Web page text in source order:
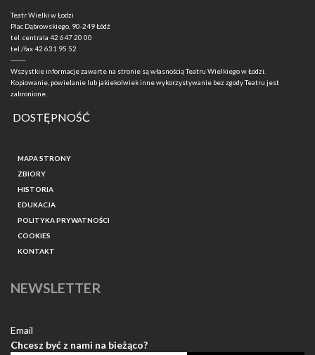
Teatr Wielki w Łodzi
Plac Dąbrowskiego, 90-249 Łódź
tel. centrala 42 647 20 00
tel./fax42 631 95 52
-------
Wszystkie informacje zawarte na stronie są własnością Teatru Wielkiego w Łodzi.
Kopiowanie, powielanie lub jakiekolwiek inne wykorzystywanie bez zgody Teatru jest
zabronione.
DOSTĘPNOŚĆ
MAPA STRONY
ZBIORY
HISTORIA
EDUKACJA
POLITYKA PRYWATNOŚCI
COOKIES
KONTAKT
NEWSLETTER
Email
Chcesz być z nami na bieżąco?